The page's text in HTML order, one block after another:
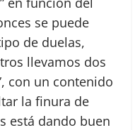
se puede
de duelas,
llevamos dos
con un contenido
la finura de
está dando buen